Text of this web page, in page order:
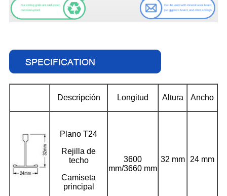
Descripción Longitud Altura Ancho
Plano T24
Rejilla de
techo
Camiseta
principal
3600
mm/3660 mm
32 mm 24 mm